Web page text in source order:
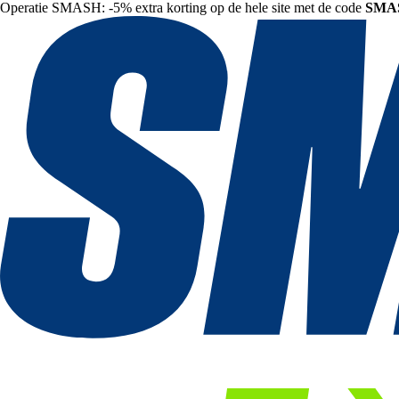
Operatie SMASH: -5% extra korting op de hele site met de code